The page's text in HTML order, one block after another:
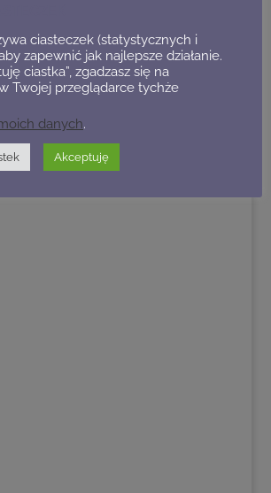
ciasteczek (statystycznych i
zapewnić jak najlepsze działanie.
ciastka”, zgadzasz się na
Twojej przeglądarce tychże
danych.
Akceptuję